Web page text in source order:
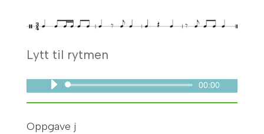
Lytt til rytmen
Lydavspiller 00:00
Oppgave j